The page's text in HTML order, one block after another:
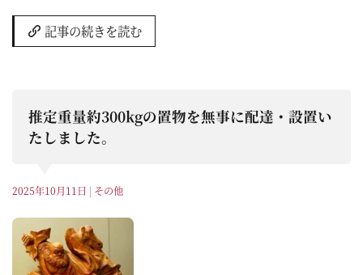
記事の続きを読む
推定重量約300kgの置物を無事に配達・設置い
たしました。
2025年10月11日 | その他